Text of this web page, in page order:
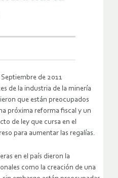
de 2011
de la industria de la minería
que están preocupados
próxima reforma fiscal y un
de ley que cursa en el
para aumentar las regalías.
en el país dieron la
como la creación de una